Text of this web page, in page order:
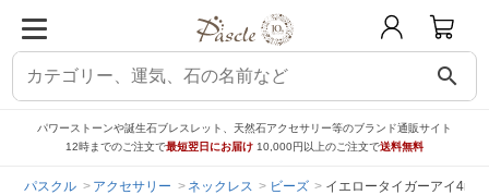
search
パワーストーンや誕生石ブレスレット、天然石アクセサリー等のブランド通販サイト
12時までのご注文で最短翌日にお届け 10,000円以上のご注文で送料無料
パスクル アクセサリー ネックレス ビーズ イエロータイガーアイ